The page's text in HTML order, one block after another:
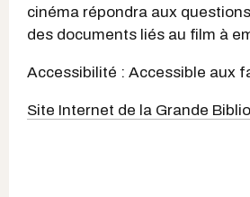
cinéma répondra aux
des documents liés au film à
Accessibilité : Accessible aux
Site Internet de la Grande